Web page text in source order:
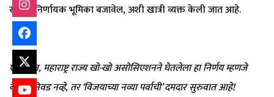
समिती निर्णायक भूमिका बजावेल, अशी खात्री व्यक्त केली जात आहे.
एकंदरीत,महाराष्ट्र राज्य खो-खो असोसिएशनने घेतलेला हा निर्णय म्हणजे
केवळ निवड नव्हे,तर ‘विजयाच्या नव्या पर्वाची’ दमदार सुरुवात आहे!